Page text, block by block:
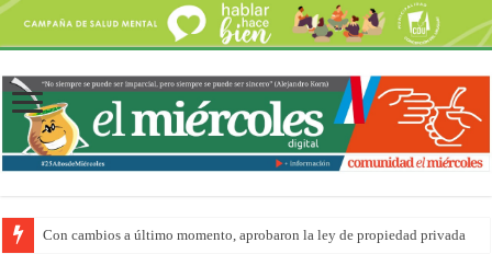
Con cambios a último momento, aprobaron la ley de propiedad privada
Adopción en Entre Ríos: el 35% de los 90 niños, niñas y adolescentes que